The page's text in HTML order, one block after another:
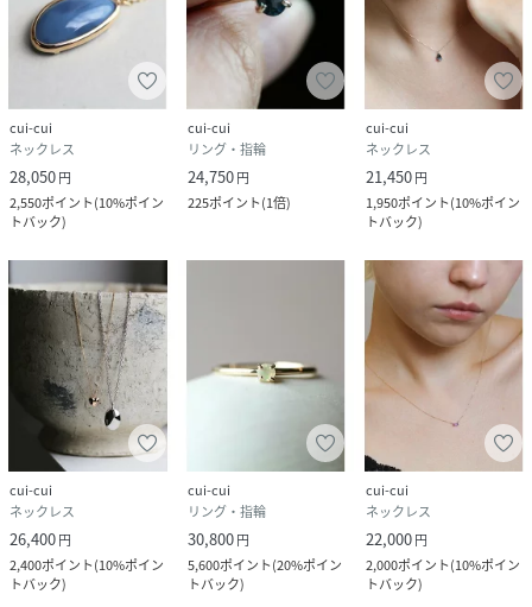
cui-cui
ネックレス
28,050円
2,550ポイント(10%ポイン
トバック)
cui-cui
リング・指輪
24,750円
225ポイント(1倍)
cui-cui
ネックレス
21,450円
1,950ポイント(10%ポイン
トバック)
cui-cui
ネックレス
26,400円
2,400ポイント(10%ポイン
トバック)
cui-cui
リング・指輪
30,800円
5,600ポイント(20%ポイン
トバック)
cui-cui
ネックレス
22,000円
2,000ポイント(10%ポイン
トバック)